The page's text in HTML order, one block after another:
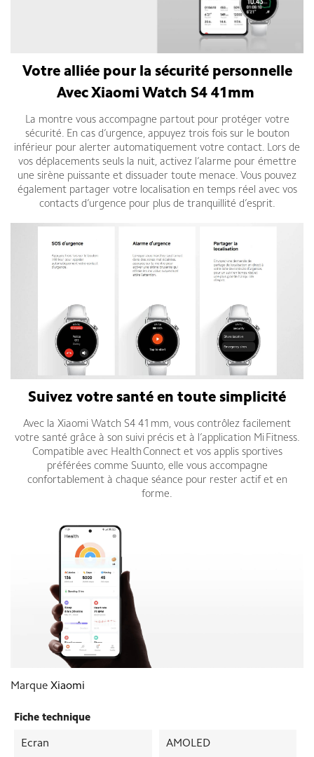
Votre alliée pour la sécurité personnelle
Avec Xiaomi Watch S4 41mm
La montre vous accompagne partout pour protéger votre
sécurité. En cas d’urgence, appuyez trois fois sur le bouton
inférieur pour alerter automatiquement votre contact. Lors de
vos déplacements seuls la nuit, activez l’alarme pour émettre
une sirène puissante et dissuader toute menace. Vous pouvez
également partager votre localisation en temps réel avec vos
contacts d’urgence pour plus de tranquillité d’esprit.
Suivez votre santé en toute simplicité
Avec la Xiaomi Watch S4 41 mm, vous contrôlez facilement
votre santé grâce à son suivi précis et à l’application Mi Fitness.
Compatible avec Health Connect et vos applis sportives
préférées comme Suunto, elle vous accompagne
confortablement à chaque séance pour rester actif et en
forme.
Marque Xiaomi
Fiche technique
Ecran AMOLED